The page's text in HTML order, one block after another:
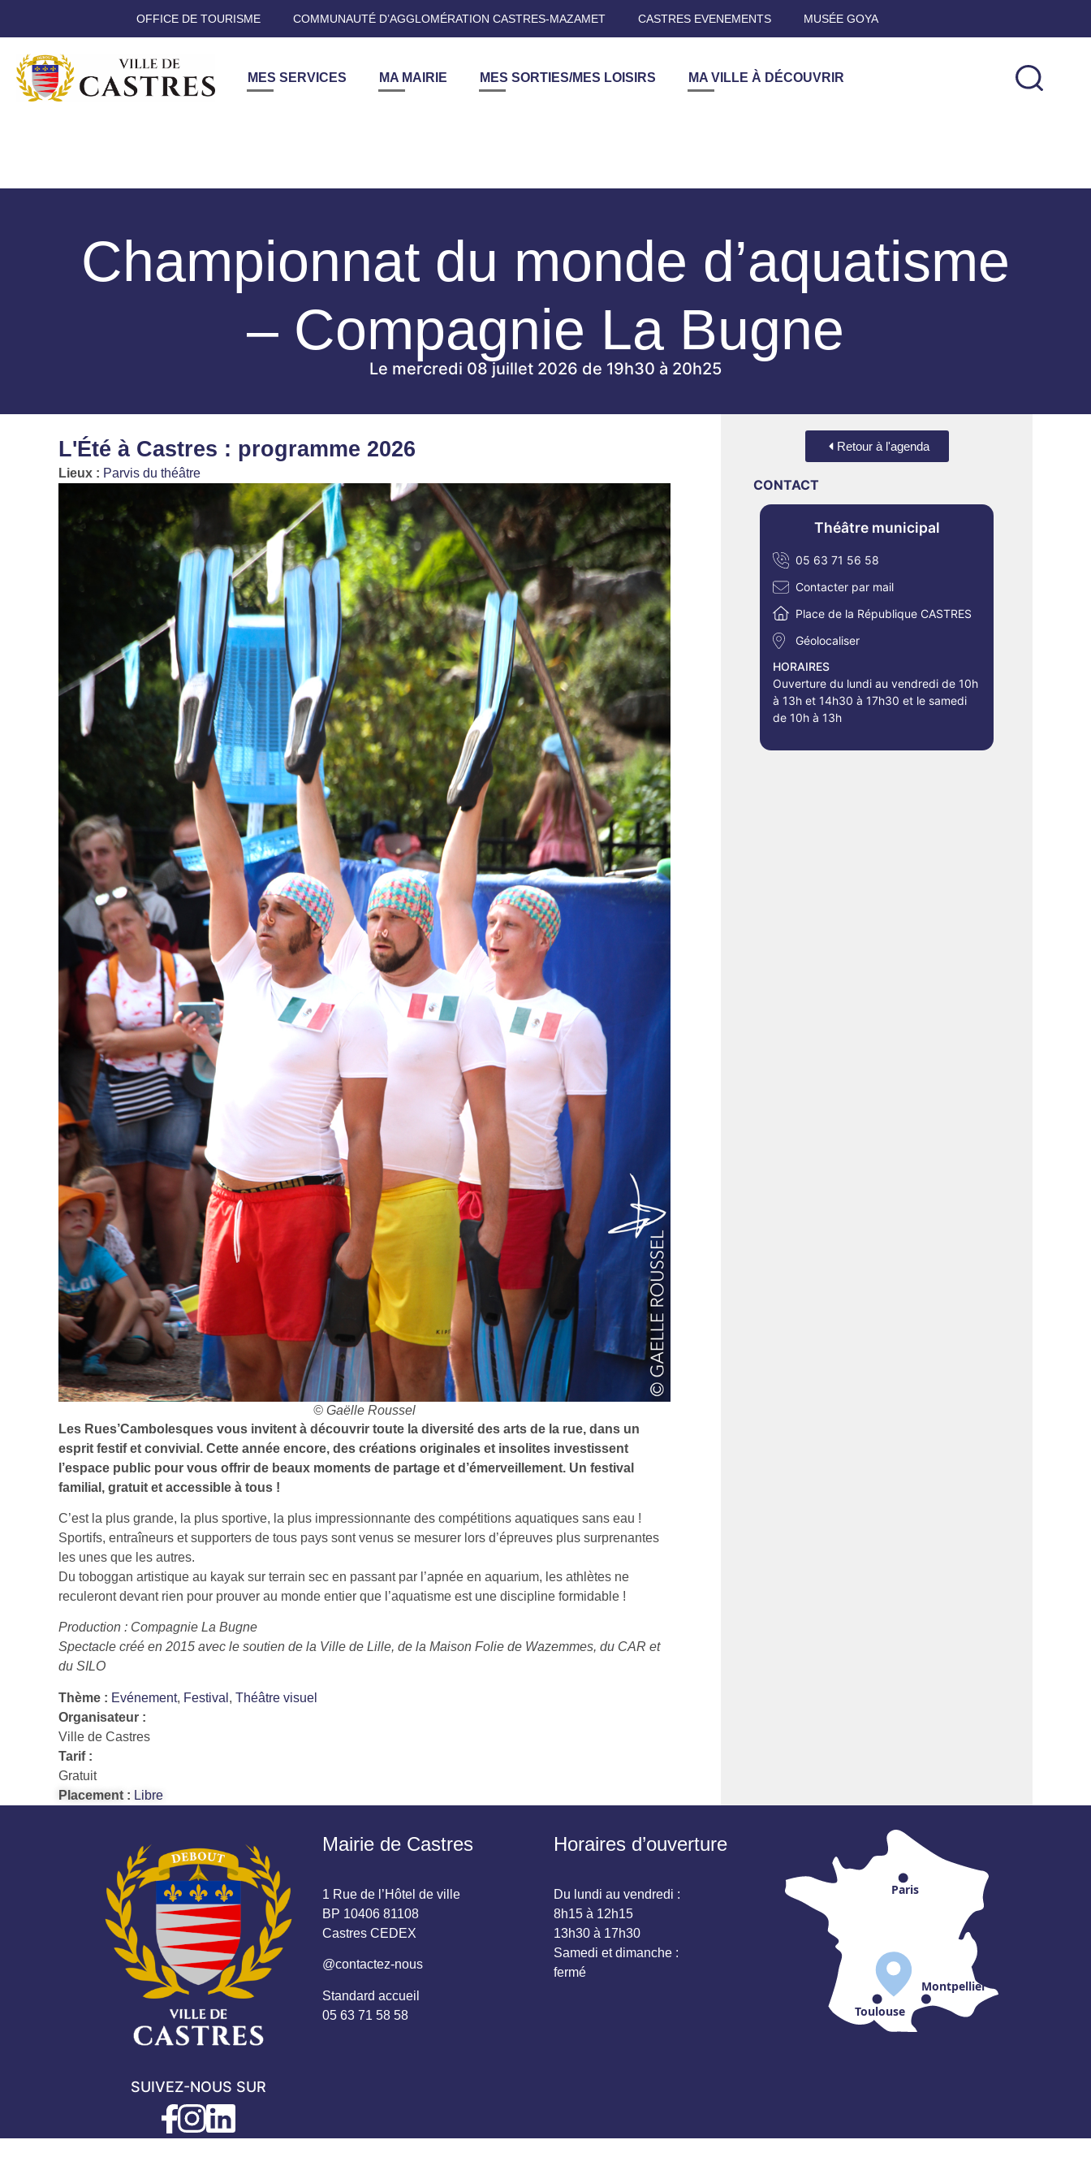
OFFICE DE TOURISME COMMUNAUTÉ D’AGGLOMÉRATION CASTRES-MAZAMET CASTRES EVENEMENTS MUSÉE GOYA
MES SERVICES MA MAIRIE MES SORTIES/MES LOISIRS MA VILLE À DÉCOUVRIR
Championnat du monde d’aquatisme
– Compagnie La Bugne
Le mercredi 08 juillet 2026 de 19h30 à 20h25
L'Été à Castres : programme 2026
Lieux : Parvis du théâtre
© Gaëlle Roussel
Les Rues’Cambolesques vous invitent à découvrir toute la diversité des arts de la rue, dans un
esprit festif et convivial. Cette année encore, des créations originales et insolites investissent
l’espace public pour vous offrir de beaux moments de partage et d’émerveillement. Un festival
familial, gratuit et accessible à tous !
C’est la plus grande, la plus sportive, la plus impressionnante des compétitions aquatiques sans eau !
Sportifs, entraîneurs et supporters de tous pays sont venus se mesurer lors d’épreuves plus surprenantes
les unes que les autres.
Du toboggan artistique au kayak sur terrain sec en passant par l’apnée en aquarium, les athlètes ne
reculeront devant rien pour prouver au monde entier que l’aquatisme est une discipline formidable !
Production : Compagnie La Bugne
Spectacle créé en 2015 avec le soutien de la Ville de Lille, de la Maison Folie de Wazemmes, du CAR et
du SILO
Thème : Evénement, Festival , Théâtre visuel
Organisateur :
Ville de Castres
Tarif :
Gratuit
Placement : Libre
Retour à l'agenda
CONTACT
Théâtre municipal
05 63 71 56 58
Contacter par mail
Place de la République CASTRES
Géolocaliser
HORAIRES
Ouverture du lundi au vendredi de 10h
à 13h et 14h30 à 17h30 et le samedi
de 10h à 13h
SUIVEZ-NOUS SUR
Mairie de Castres
1 Rue de l’Hôtel de ville
BP 10406 81108
Castres CEDEX
@contactez-nous
Standard accueil
05 63 71 58 58
Horaires d’ouverture
Du lundi au vendredi :
8h15 à 12h15
13h30 à 17h30
Samedi et dimanche :
fermé
Paris
Toulouse
Montpellier